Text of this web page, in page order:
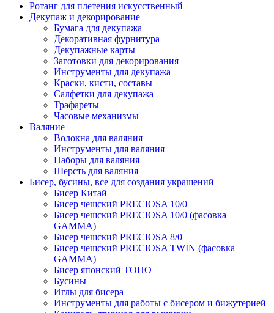
Ротанг для плетения искусственный
Декупаж и декорирование
Бумага для декупажа
Декоративная фурнитура
Декупажные карты
Заготовки для декорирования
Инструменты для декупажа
Краски, кисти, составы
Салфетки для декупажа
Трафареты
Часовые механизмы
Валяние
Волокна для валяния
Инструменты для валяния
Наборы для валяния
Шерсть для валяния
Бисер, бусины, все для создания украшений
Бисер Китай
Бисер чешский PRECIOSA 10/0
Бисер чешский PRECIOSA 10/0 (фасовка
GAMMA)
Бисер чешский PRECIOSA 8/0
Бисер чешский PRECIOSA TWIN (фасовка
GAMMA)
Бисер японский TOHO
Бусины
Иглы для бисера
Инструменты для работы с бисером и бижутерией